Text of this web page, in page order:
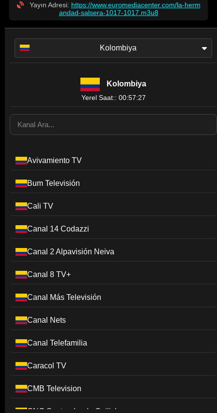
Yayın Adresi: https://www.euromediacenter.com/la-herm
andad-salsera-1017-1017.m3u8
Kolombiya
Kolombiya
Yerel Saat:: 00:57:27
Avivamiento TV
Bum Televisión
Cali TV
Canal 14 Codazzi
Canal 2 Alpavisión Neiva
Canal 8 TV+
Canal Más Televisión
Canal Nets
Canal Telefamilia
Caracol TV
CMB Television
CNC Santander de Quilichao